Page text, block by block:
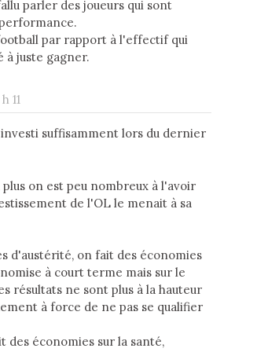
parler des joueurs qui sont
par rapport à l'effectif qui
à juste gagner.
11
suffisamment lors du dernier
on est peu nombreux à l'avoir
de l'OL le menait à sa
d'austérité, on fait des économies
à court terme mais sur le
résultats ne sont plus à la hauteur
à force de ne pas se qualifier
des économies sur la santé,